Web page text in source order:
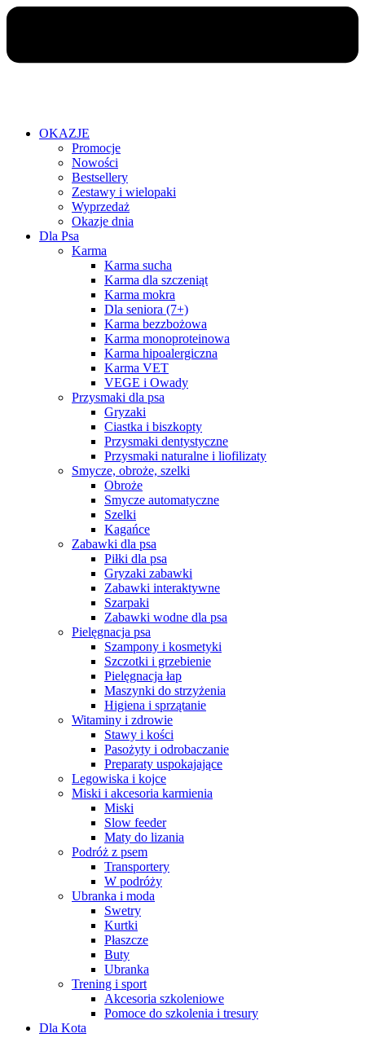
OKAZJE
Promocje
Nowości
Bestsellery
Zestawy i wielopaki
Wyprzedaż
Okazje dnia
Dla Psa
Karma
Karma sucha
Karma dla szczeniąt
Karma mokra
Dla seniora (7+)
Karma bezzbożowa
Karma monoproteinowa
Karma hipoalergiczna
Karma VET
VEGE i Owady
Przysmaki dla psa
Gryzaki
Ciastka i biszkopty
Przysmaki dentystyczne
Przysmaki naturalne i liofilizaty
Smycze, obroże, szelki
Obroże
Smycze automatyczne
Szelki
Kagańce
Zabawki dla psa
Piłki dla psa
Gryzaki zabawki
Zabawki interaktywne
Szarpaki
Zabawki wodne dla psa
Pielęgnacja psa
Szampony i kosmetyki
Szczotki i grzebienie
Pielęgnacja łap
Maszynki do strzyżenia
Higiena i sprzątanie
Witaminy i zdrowie
Stawy i kości
Pasożyty i odrobaczanie
Preparaty uspokajające
Legowiska i kojce
Miski i akcesoria karmienia
Miski
Slow feeder
Maty do lizania
Podróż z psem
Transportery
W podróży
Ubranka i moda
Swetry
Kurtki
Płaszcze
Buty
Ubranka
Trening i sport
Akcesoria szkoleniowe
Pomoce do szkolenia i tresury
Dla Kota